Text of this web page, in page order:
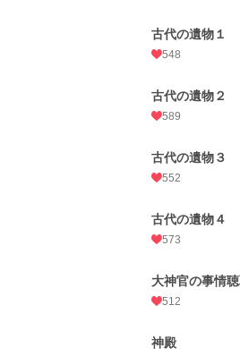
古代の遺物１
548
古代の遺物２
589
古代の遺物３
552
古代の遺物４
573
大神官の事情
512
神殿